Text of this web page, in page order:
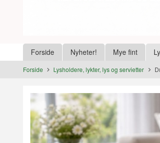
Produkter
Forside Nyheter! Mye fint
Forside Lysholdere, lykter, lys og servietter